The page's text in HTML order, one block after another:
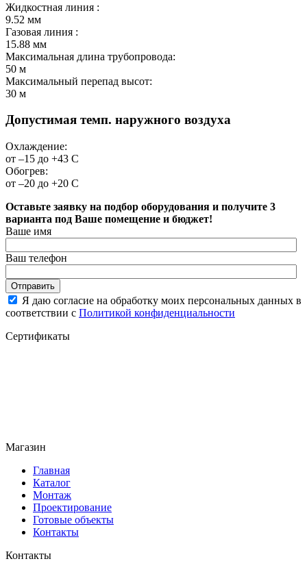
Жидкостная линия :
9.52 мм
Газовая линия :
15.88 мм
Максимальная длина трубопровода:
50 м
Максимальный перепад высот:
30 м
Допустимая темп. наружного воздуха
Охлаждение:
от –15 до +43 С
Обогрев:
от –20 до +20 С
Оставьте заявку на подбор оборудования и получите 3
варианта под Ваше помещение и бюджет!
Ваше имя
Ваш телефон
Отправить
Я даю согласие на обработку моих персональных данных в
соответствии с Политикой конфиденциальности
Сертификаты
Магазин
Главная
Каталог
Монтаж
Проектирование
Готовые объекты
Контакты
Контакты